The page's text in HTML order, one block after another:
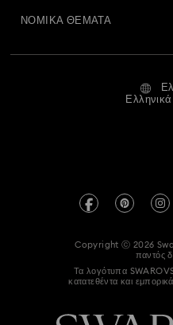
Επιστροφές και Αλλαγές
Κατάσταση επισκευής
Code of Conduct & Policies
ΝΟΜΙΚΆ ΘΈΜΑΤΑ
Όροι και προϋποθέσεις
Accessibility statement
Ελληνικά
Copyright ⓒ 2026
παντός
Τα λογότυπα
κατατεθέντα και